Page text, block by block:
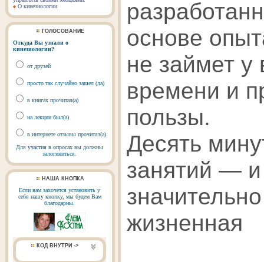
О кинезиологии
ГОЛОСОВАНИЕ
Откуда Вы узнали о
кинезиологии?
от друзей
просто так случайно зашел (ла)
в книгах прочитал(а)
на лекции был(а)
в интернете отзывы прочитал(а)
Для участия в опросах вы должны
залогиниться.
НАША КНОПКА
Если вам захочется установить у
себя нашу кнопку, мы будем Вам
благодарны.
КОД ВНУТРИ ->
основе
не займет у
времени и
пользы.
Десять
занятий — и
жизненная